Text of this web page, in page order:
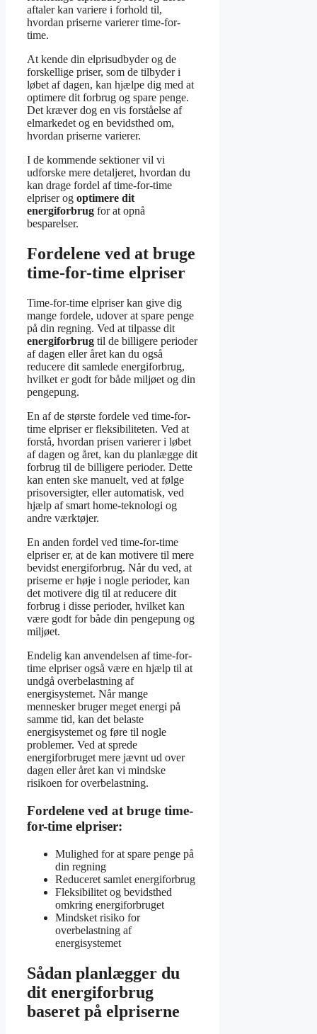
aftaler kan variere i forhold til,
hvordan priserne varierer time-for-
time.
At kende din elprisudbyder og de
forskellige priser, som de tilbyder i
løbet af dagen, kan hjælpe dig med at
optimere dit forbrug og spare penge.
Det kræver dog en vis forståelse af
elmarkedet og en bevidsthed om,
hvordan priserne varierer.
I de kommende sektioner vil vi
udforske mere detaljeret, hvordan du
kan drage fordel af time-for-time
elpriser og optimere dit
energiforbrug for at opnå
besparelser.
Fordelene ved at bruge
time-for-time elpriser
Time-for-time elpriser kan give dig
mange fordele, udover at spare penge
på din regning. Ved at tilpasse dit
energiforbrug til de billigere perioder
af dagen eller året kan du også
reducere dit samlede energiforbrug,
hvilket er godt for både miljøet og din
pengepung.
En af de største fordele ved time-for-
time elpriser er fleksibiliteten. Ved at
forstå, hvordan prisen varierer i løbet
af dagen og året, kan du planlægge dit
forbrug til de billigere perioder. Dette
kan enten ske manuelt, ved at følge
prisoversigter, eller automatisk, ved
hjælp af smart home-teknologi og
andre værktøjer.
En anden fordel ved time-for-time
elpriser er, at de kan motivere til mere
bevidst energiforbrug. Når du ved, at
priserne er høje i nogle perioder, kan
det motivere dig til at reducere dit
forbrug i disse perioder, hvilket kan
være godt for både din pengepung og
miljøet.
Endelig kan anvendelsen af time-for-
time elpriser også være en hjælp til at
undgå overbelastning af
energisystemet. Når mange
mennesker bruger meget energi på
samme tid, kan det belaste
energisystemet og føre til nogle
problemer. Ved at sprede
energiforbruget mere jævnt ud over
dagen eller året kan vi mindske
risikoen for overbelastning.
Fordelene ved at bruge time-
for-time elpriser:
Mulighed for at spare penge på
din regning
Reduceret samlet energiforbrug
Fleksibilitet og bevidsthed
omkring energiforbruget
Mindsket risiko for
overbelastning af
energisystemet
Sådan planlægger du
dit energiforbrug
baseret på elpriserne